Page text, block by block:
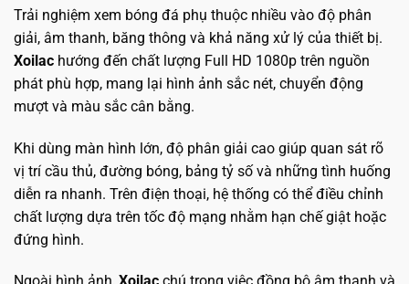
Trải nghiệm xem bóng đá phụ thuộc nhiều vào độ phân
giải, âm thanh, băng thông và khả năng xử lý của thiết bị.
Xoilac hướng đến chất lượng Full HD 1080p trên nguồn
phát phù hợp, mang lại hình ảnh sắc nét, chuyển động
mượt và màu sắc cân bằng.
Khi dùng màn hình lớn, độ phân giải cao giúp quan sát rõ
vị trí cầu thủ, đường bóng, bảng tỷ số và những tình huống
diễn ra nhanh. Trên điện thoại, hệ thống có thể điều chỉnh
chất lượng dựa trên tốc độ mạng nhằm hạn chế giật hoặc
đứng hình.